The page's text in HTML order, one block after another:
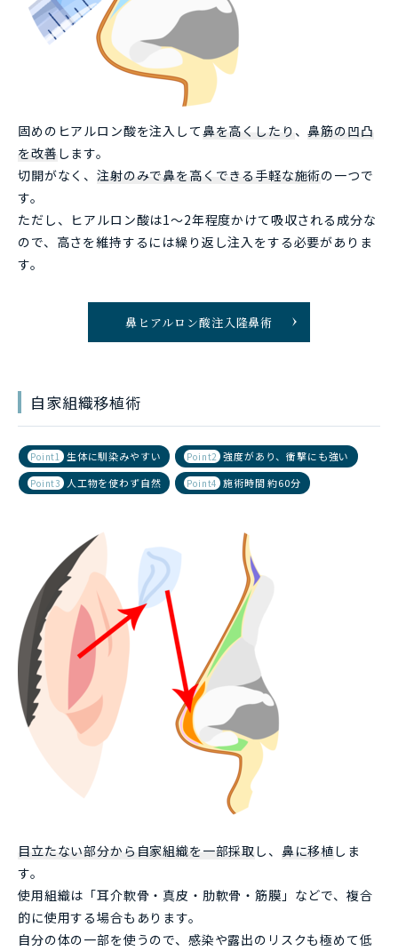
固めのヒアルロン酸を注入して鼻を高くしたり 、鼻筋の凹凸
を改善 します。
切開がなく、注射のみで鼻を高くできる手軽な施術の一つで
す。
ただし、ヒアルロン酸は1～2年程度かけて吸収される成分な
ので、高さを維持するには繰り返し注入をする必要がありま
す。
鼻ヒアルロン酸注入隆鼻術
自家組織移植術
Point1 生体に馴染みやすい Point2 強度があり、衝撃にも強い
Point3 人工物を使わず自然 Point4 施術時間 約60分
目立たない部分から自家組織を一部採取 し、 鼻に移植 しま
す。
使用組織は「耳介軟骨・真皮・肋軟骨・筋膜」などで、複合
的に使用する場合もあります。
自分の体の一部を使うので、感染や露出のリスクも極めて低